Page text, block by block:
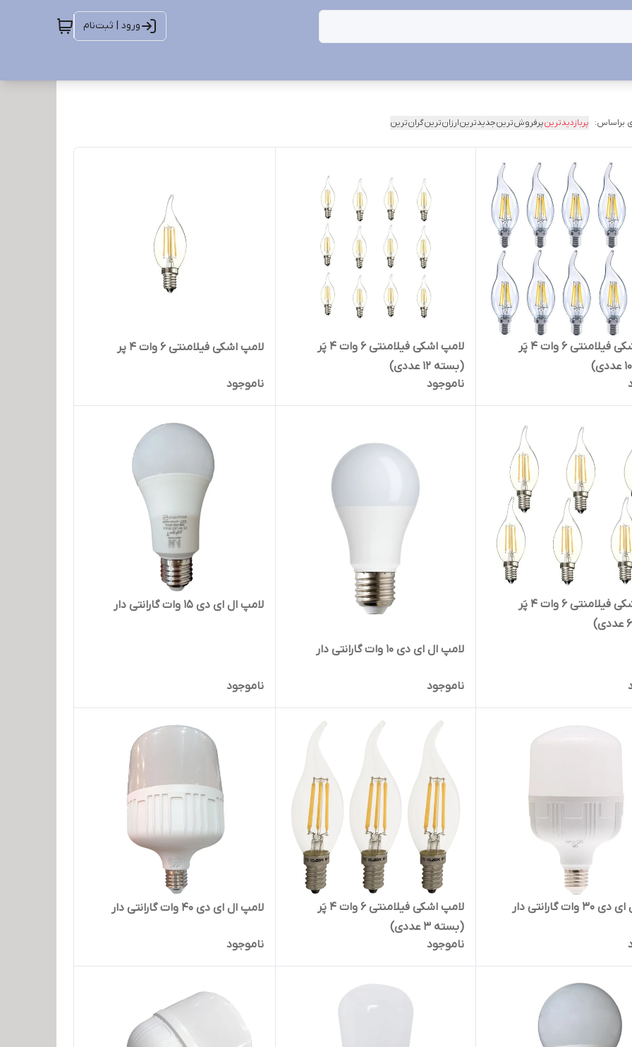
ورود | ثبت‌نام
براساس: پربازدیدترینپرفروش‌ترینجدیدترینارزان‌ترینگران‌ترین
لامپ اشکی فیلامنتی 6 وات 4 پَر
لامپ اشکی فیلامنتی 6 وات 4 پَر
(بسته 12 عددی)
ناموجود
لامپ اشکی فیلامنتی 6 وات 4 پر
ناموجود
لامپ اشکی فیلامنتی 6 وات 4 پَر
لامپ ال ای دی 10 وات گارانتی دار
ناموجود
لامپ ال ای دی 15 وات گارانتی دار
ناموجود
گارانتی دار
لامپ اشکی فیلامنتی 6 وات 4 پَر
(بسته 3 عددی)
ناموجود
لامپ ال ای دی 40 وات گارانتی دار
ناموجود